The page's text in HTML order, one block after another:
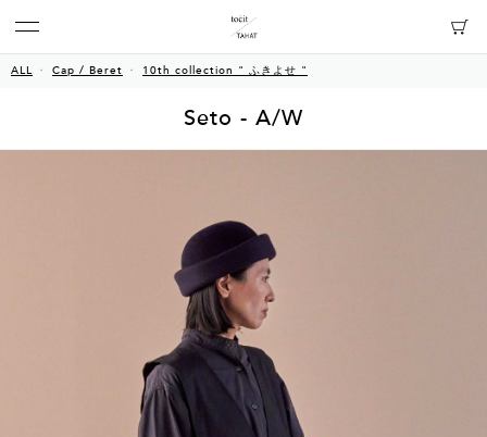
ALL Cap / Beret 10th collection " ふきよせ "
Seto - A/W